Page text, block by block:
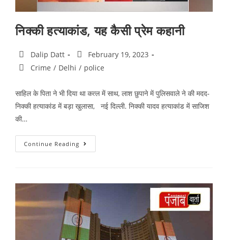
निक्की हत्याकांड, यह कैसी प्रेम कहानी
Dalip Datt
February 19, 2023
Crime / Delhi / police
साहिल के पिता ने भी दिया था कत्ल में साथ, लाश छुपाने में पुलिसवाले ने की मदद-
निक्की हत्याकांड में बड़ा खुलासा, नई दिल्ली. निक्की यादव हत्याकांड में साजिश
की…
Continue Reading